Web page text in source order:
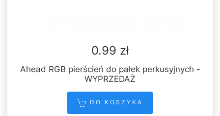
0.99 zł
Ahead RGB pierścień do pałek perkusyjnych -
WYPRZEDAŻ
DO KOSZYKA